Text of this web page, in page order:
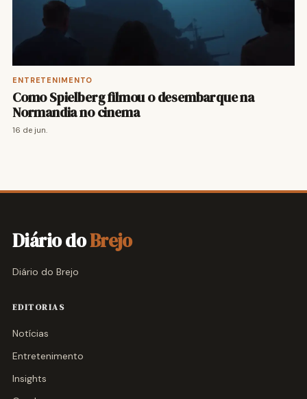
ENTRETENIMENTO
Como Spielberg filmou o desembarque na
Normandia no cinema
16 de jun.
Diário doBrejo
Diário do Brejo
EDITORIAS
Notícias
Entretenimento
Insights